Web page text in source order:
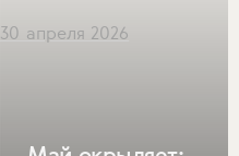
30 апреля 2026